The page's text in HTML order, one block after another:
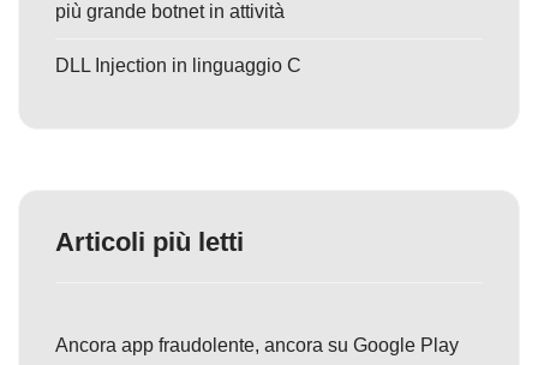
più grande botnet in attività
DLL Injection in linguaggio C
Articoli più letti
Ancora app fraudolente, ancora su Google Play